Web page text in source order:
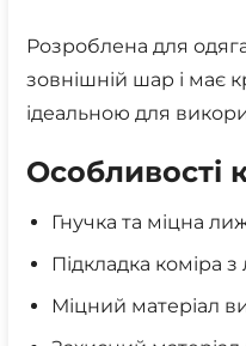
Розроблена для
зовнішній шар і має
ідеальною для
Особливості
Гнучка та міцна
Підкладка коміра
Міцний матеріал